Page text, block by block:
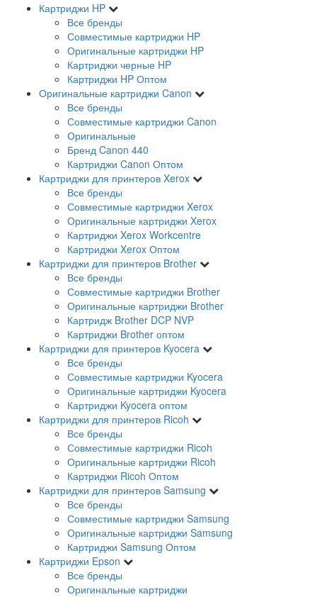
Картриджи HP
Все бренды
Совместимые картриджи HP
Оригинальные картриджи HP
Картриджи черные HP
Картриджи HP Оптом
Оригинальные картриджи Canon
Все бренды
Совместимые картриджи Canon
Оригинальные
Бренд Canon 440
Картриджи Canon Оптом
Картриджи для принтеров Xerox
Все бренды
Совместимые картриджи Xerox
Оригинальные картриджи Xerox
Картриджи Xerox Workcentre
Картриджи Xerox Оптом
Картриджи для принтеров Brother
Все бренды
Совместимые картриджи Brother
Оригинальные картриджи Brother
Картридж Brother DCP NVP
Картриджи Brother оптом
Картриджи для принтеров Kyocera
Все бренды
Совместимые картриджи Kyocera
Оригинальные картриджи Kyocera
Картриджи Kyocera оптом
Картриджи для принтеров Ricoh
Все бренды
Совместимые картриджи Ricoh
Оригинальные картриджи Ricoh
Картриджи Ricoh Оптом
Картриджи для принтеров Samsung
Все бренды
Совместимые картриджи Samsung
Оригинальные картриджи Samsung
Картриджи Samsung Оптом
Картриджи Epson
Все бренды
Оригинальные картриджи